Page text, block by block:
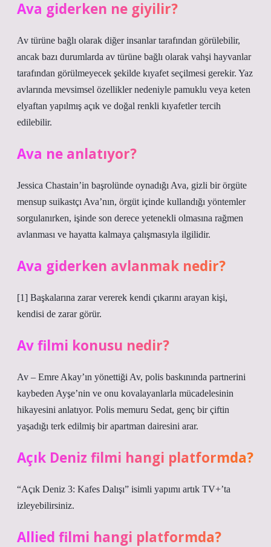
Ava giderken ne giyilir?
Av türüne bağlı olarak diğer insanlar tarafından görülebilir,
ancak bazı durumlarda av türüne bağlı olarak vahşi hayvanlar
tarafından görülmeyecek şekilde kıyafet seçilmesi gerekir. Yaz
avlarında mevsimsel özellikler nedeniyle pamuklu veya keten
elyaftan yapılmış açık ve doğal renkli kıyafetler tercih
edilebilir.
Ava ne anlatıyor?
Jessica Chastain’in başrolünde oynadığı Ava, gizli bir örgüte
mensup suikastçı Ava’nın, örgüt içinde kullandığı yöntemler
sorgulanırken, işinde son derece yetenekli olmasına rağmen
avlanması ve hayatta kalmaya çalışmasıyla ilgilidir.
Ava giderken avlanmak nedir?
[1] Başkalarına zarar vererek kendi çıkarını arayan kişi,
kendisi de zarar görür.
Av filmi konusu nedir?
Av – Emre Akay’ın yönettiği Av, polis baskınında partnerini
kaybeden Ayşe’nin ve onu kovalayanlarla mücadelesinin
hikayesini anlatıyor. Polis memuru Sedat, genç bir çiftin
yaşadığı terk edilmiş bir apartman dairesini arar.
Açık Deniz filmi hangi platformda?
“Açık Deniz 3: Kafes Dalışı” isimli yapımı artık TV+’ta
izleyebilirsiniz.
Allied filmi hangi platformda?